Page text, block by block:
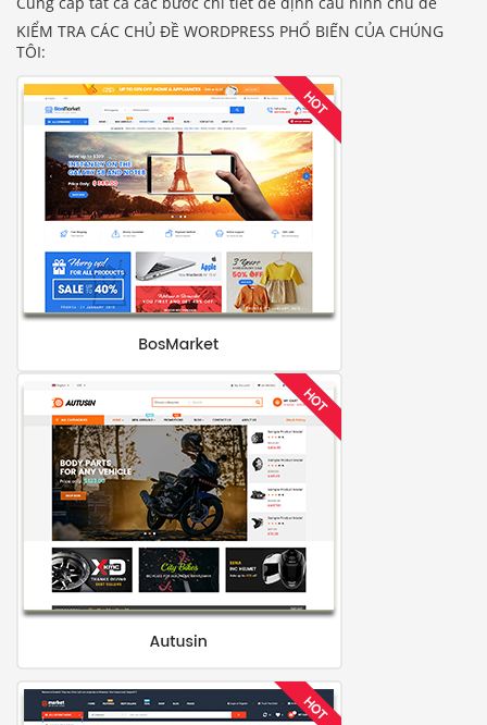
KIỂM TRA CÁC CHỦ ĐỀ WORDPRESS PHỔ BIẾN CỦA CHÚNG
TÔI: